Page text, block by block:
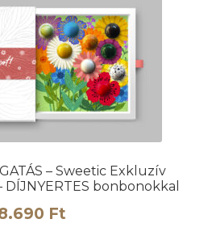
– Sweetic Exkluzív
bonbonokkal
Ft